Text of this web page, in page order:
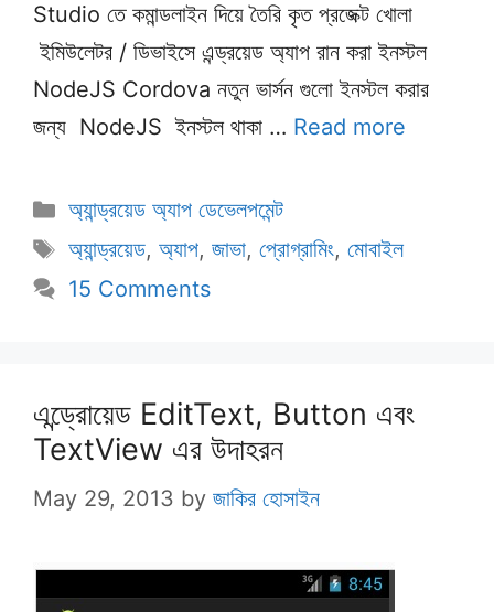
Studio তে কমান্ডলাইন দিয়ে তৈরি কৃত প্রজেক্ট খোলা
ইমিউলেটর / ডিভাইসে এন্ড্রয়েড অ্যাপ রান করা ইনস্টল
NodeJS Cordova নতুন ভার্সন গুলো ইনস্টল করার
জন্য NodeJS ইনস্টল থাকা … Read more
Categories
অ্যান্ড্রয়েড অ্যাপ ডেভেলপমেন্ট
Tags
অ্যান্ড্রয়েড, অ্যাপ, জাভা, প্রোগ্রামিং, মোবাইল
15 Comments
এন্ড্রোয়েড EditText, Button এবং
TextView এর উদাহরন
May 29, 2013 by জাকির হোসাইন